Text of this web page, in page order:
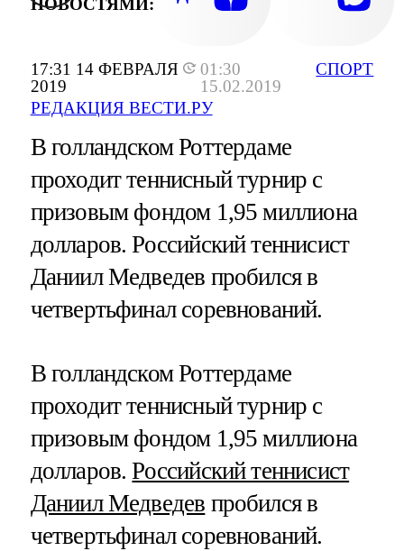
17:31 14 ФЕВРАЛЯ
2019
01:30
15.02.2019
РЕДАКЦИЯ ВЕСТИ.РУ
СПОРТ
НОВОСТЯМИ:
В голландском Роттердаме
проходит теннисный турнир с
призовым фондом 1,95 миллиона
долларов. Российский теннисист
Даниил Медведев пробился в
четвертьфинал соревнований.
В голландском Роттердаме
проходит теннисный турнир с
призовым фондом 1,95 миллиона
долларов.Российский теннисист
Даниил Медведев пробился в
четвертьфинал соревнований.